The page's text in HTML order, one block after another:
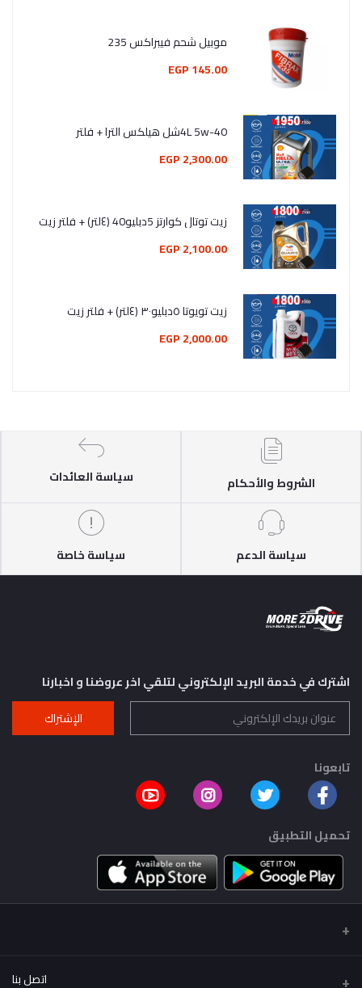
موبيل شحم فيبراكس 235
145.00 EGP
4L 5w-40شل هيلكس الترا + فلتر
2,300.00 EGP
زيت توتال كوارتز 5دبليو40 (٤لتر) + فلتر زيت
2,100.00 EGP
زيت تويوتا ٥دبليو٣٠ (٤لتر) + فلتر زيت
2,000.00 EGP
الشروط والأحكام سياسة العائدات
سياسة الدعم سياسة خاصة
اشترك في خدمة البريد الإلكتروني لتلقي اخر عروضنا و اخبارنا
الإشتراك
تابعونا
تحميل التطبيق
اتصل بنا